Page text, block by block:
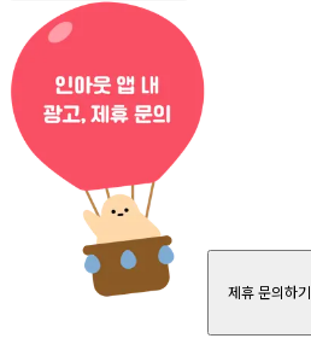
제휴 문의하기